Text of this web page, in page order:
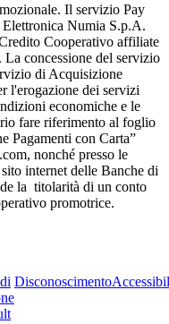
Il servizio Pay
Numia S.p.A.
Cooperativo affiliate
concessione del servizio
di Acquisizione
l'erogazione dei servizi
economiche e le
fare riferimento al foglio
Pagamenti con Carta”
nonché presso le
internet delle Banche di
la titolarità di un conto
promotrice.
Disconoscimento